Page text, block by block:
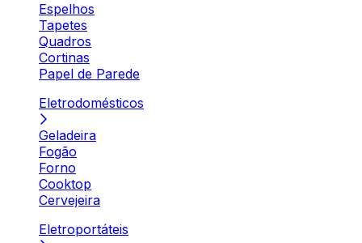
Espelhos
Tapetes
Quadros
Cortinas
Papel de Parede
Eletrodomésticos
Geladeira
Fogão
Forno
Cooktop
Cervejeira
Eletroportáteis